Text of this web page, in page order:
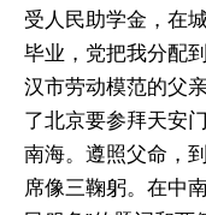
受人民助学金，在
毕业，党把我分配
汉市劳动模范的父
了北京要参拜天安
南海。遵照父命，
席像三鞠躬。在中